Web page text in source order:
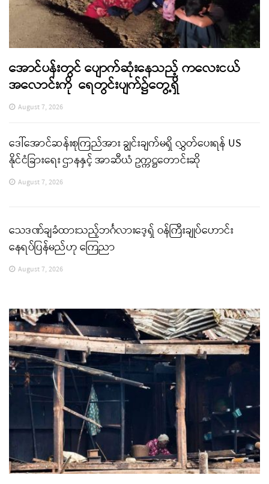
အောင်ပန်းတွင် ပျောက်ဆုံးနေသည့် ကလေးငယ်
အလောင်းကို ရေတွင်းပျက်၌တွေ့ရှိ
August 7, 2026
ဒေါ်အောင်ဆန်းစုကြည်အား ချွင်းချက်မရှိ လွှတ်ပေးရန် US
နိုင်ငံခြားရေး ဌာနနှင့် အာဆီယံ ဥက္ကဋ္ဌတောင်းဆို
August 7, 2026
သေဒဏ်ချခံထားသည့်ဘင်္ဂလားဒေ့ရှ် ဝန်ကြီးချုပ်ဟောင်း
နေရပ်ပြန်မည်ဟု ကြေညာ
August 7, 2026